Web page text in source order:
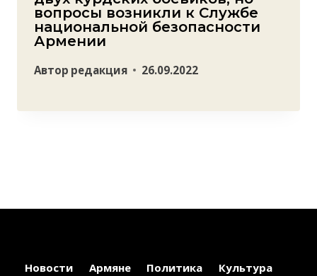
вопросы возникли к Службе
национальной безопасности
Армении
Автор редакция 26.09.2022
Новости Армяне Политика Культура